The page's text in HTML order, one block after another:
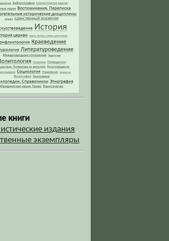
книги
издания
экземпляры